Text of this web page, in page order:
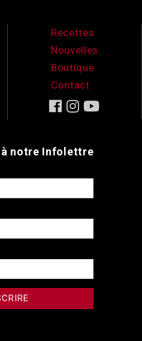
Recettes
Nouvelles
Boutique
Contact
à notre Infolettre